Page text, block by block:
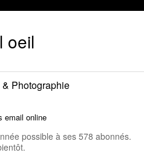
oeil
Photographie
email online
possible à ses 578 abonnés.